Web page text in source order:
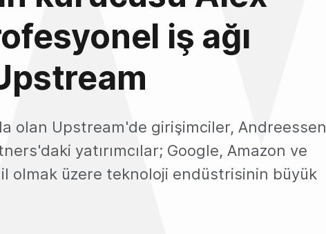
iş ağı
olan Upstream'de girişimciler, Andreessen
yatırımcılar; Google, Amazon ve
olmak üzere teknoloji endüstrisinin büyük